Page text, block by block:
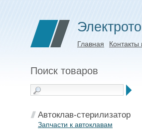
Главная Контакты
Поиск товаров
Автоклав-стерилизатор
Запчасти к автоклавам